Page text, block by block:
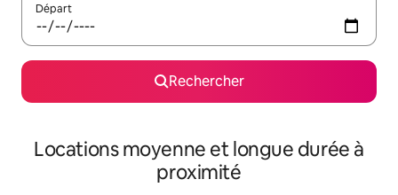
Départ
Rechercher
Locations moyenne et longue durée à
proximité